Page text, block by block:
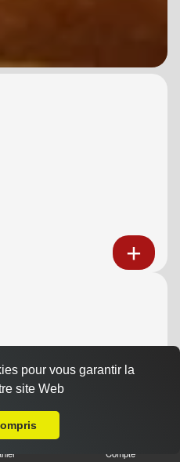
Compte
pour vous garantir la
site Web